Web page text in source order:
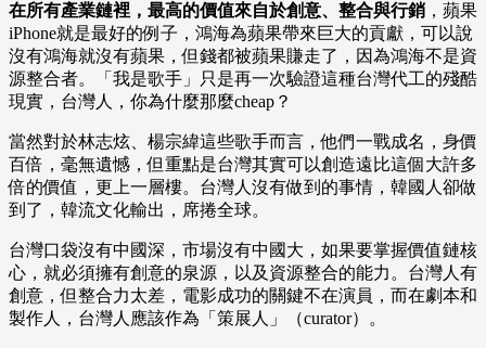
在所有產業鏈裡，最高的價值來自於創意、整合與行銷 ，蘋果
iPhone就是最好的例子，鴻海為蘋果帶來巨大的貢獻，可以說
沒有鴻海就沒有蘋果，但錢都被蘋果賺走了，因為鴻海不是資
源整合者。「我是歌手」只是再一次驗證這種台灣代工的殘酷
現實，台灣人，你為什麼那麼cheap？
當然對於林志炫、楊宗緯這些歌手而言，他們一戰成名，身價
百倍，毫無遺憾，但重點是台灣其實可以創造遠比這個大許多
倍的價值，更上一層樓。台灣人沒有做到的事情，韓國人卻做
到了，韓流文化輸出，席捲全球。
台灣口袋沒有中國深，市場沒有中國大，如果要掌握價值鏈核
心，就必須擁有創意的泉源，以及資源整合的能力。台灣人有
創意，但整合力太差，電影成功的關鍵不在演員，而在劇本和
製作人，台灣人應該作為「策展人」（curator）。